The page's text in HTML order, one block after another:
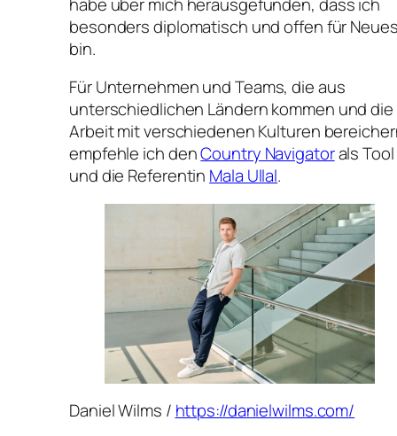
besonders diplomatisch und offen für
bin.
Für Unternehmen und Teams, die aus
unterschiedlichen Ländern kommen und die
Arbeit mit verschiedenen Kulturen
empfehle ich denCountry Navigatorals Tool
und die Referentin Mala Ullal.
Daniel Wilms / https://danielwilms.com/